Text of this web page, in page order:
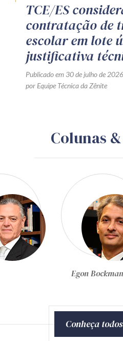
TCE/ES
contratação de
escolar em lote
justificativa
Publicado em 30 de julho de 2026
por Equipe Técnica da Zênite
Colunas
Equipe
Conheça